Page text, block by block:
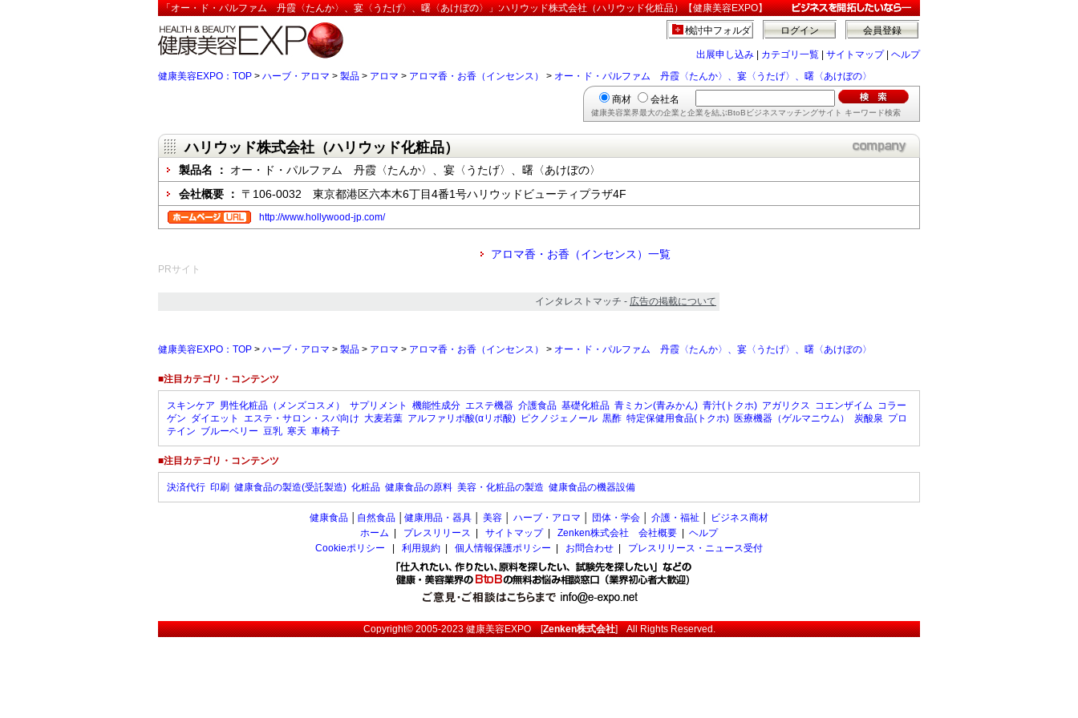
「オー・ド・パルファム 丹霞〈たんか〉、宴〈うたげ〉、曙〈あけぼの〉」:ハリウッド株式会社（ハリウッド化粧品）【健康美容EXPO】
会員登録
ログイン
検討中フォルダ
出展申し込み カテゴリ一覧 サイトマップ| ヘルプ
健康美容EXPO：TOP > ハーブ・アロマ > 製品 > アロマ > アロマ香・お香（インセンス） > オー・ド・パルファム 丹霞〈たんか〉、宴〈うたげ〉、曙〈あけぼの〉
商材 会社名
健康美容業界最大の企業と企業を結ぶBtoBビジネスマッチングサイト キーワード検索
ハリウッド株式会社（ハリウッド化粧品）
製品名 ： オー・ド・パルファム 丹霞〈たんか〉、宴〈うたげ〉、曙〈あけぼの〉
会社概要 ： 〒106-0032 東京都港区六本木6丁目4番1号ハリウッドビューティプラザ4F
http://www.hollywood-jp.com/
アロマ香・お香（インセンス）一覧
PRサイト
インタレストマッチ - 広告の掲載について
健康美容EXPO：TOP > ハーブ・アロマ > 製品 > アロマ > アロマ香・お香（インセンス） > オー・ド・パルファム 丹霞〈たんか〉、宴〈うたげ〉、曙〈あけぼの〉
■注目カテゴリ・コンテンツ
スキンケア 男性化粧品（メンズコスメ） サプリメント 機能性成分 エステ機器 介護食品 基礎化粧品 青ミカン(青みかん) 青汁(トクホ) アガリクス コエンザイム コラー
ゲン ダイエット エステ・サロン・スパ向け 大麦若葉 アルファリポ酸(αリポ酸) ピクノジェノール 黒酢 特定保健用食品(トクホ) 医療機器（ゲルマニウム） 炭酸泉 プロ
テイン ブルーベリー 豆乳 寒天 車椅子
■注目カテゴリ・コンテンツ
決済代行 印刷 健康食品の製造(受託製造) 化粧品 健康食品の原料 美容・化粧品の製造 健康食品の機器設備
健康食品 自然食品 健康用品・器具 美容 ハーブ・アロマ 団体・学会 介護・福祉
ビジネス商材
ホーム
プレスリリース サイトマップ| Zenken株式会社 会社概要
ヘルプ
Cookieポリシー
利用規約 個人情報保護ポリシー お問合わせ プレスリリース・ニュース受付
Copyright© 2005-2023健康美容EXPO[Zenken株式会社] All Rights Reserved.